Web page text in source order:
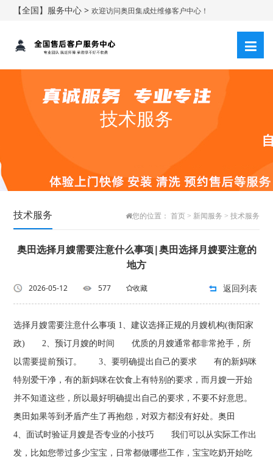
【全国】服务中心 >欢迎访问奥田集成灶维修客户中心！
技术服务
技术服务 您的位置： 首页> 新闻服务 > 技术服务
奥田选择月嫂需要注意什么事项|奥田选择月嫂要注意的
地方
2026-05-12 577 收藏 返回列表
选择月嫂需要注意什么事项 1、建议选择正规的月嫂机构(衡阳家
政) 2、预订月嫂的时间 优质的月嫂通常都非常抢手，所
以需要提前预订。 3、要明确提出自己的要求 有的新妈咪
特别爱干净，有的新妈咪在饮食上有特别的要求，而月嫂一开始
并不知道这些，所以最好明确提出自己的要求，不要不好意思。
奥田如果等到矛盾产生了再抱怨，对双方都没有好处。奥田
4、面试时验证月嫂是否专业的小技巧 我们可以从实际工作出
发，比如您带过多少宝宝，日常都做哪些工作，宝宝吃奶开始吃